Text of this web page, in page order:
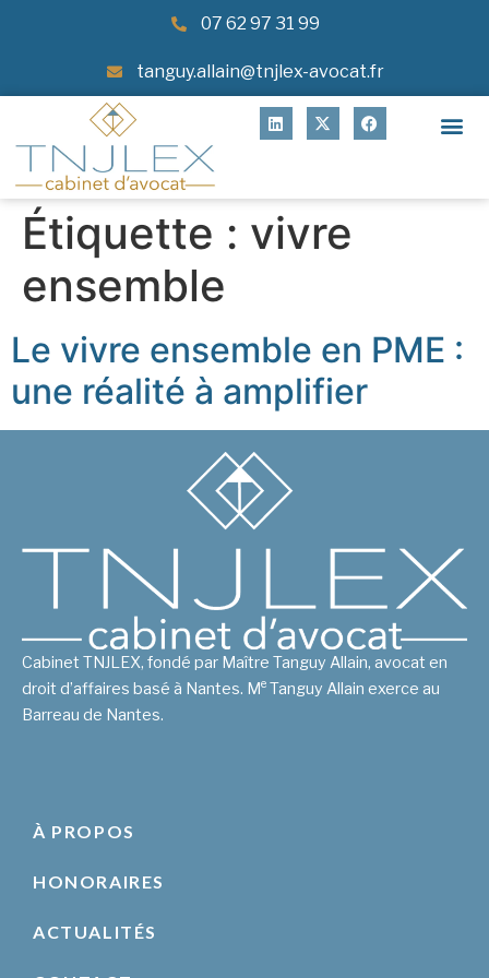
07 62 97 31 99
tanguy.allain@tnjlex-avocat.fr
Étiquette : vivre
ensemble
Le vivre ensemble en PME :
une réalité à amplifier
Cabinet TNJLEX, fondé par Maître Tanguy Allain, avocat en
droit d’affaires basé à Nantes. Me Tanguy Allain exerce au
Barreau de Nantes.
À PROPOS
HONORAIRES
ACTUALITÉS